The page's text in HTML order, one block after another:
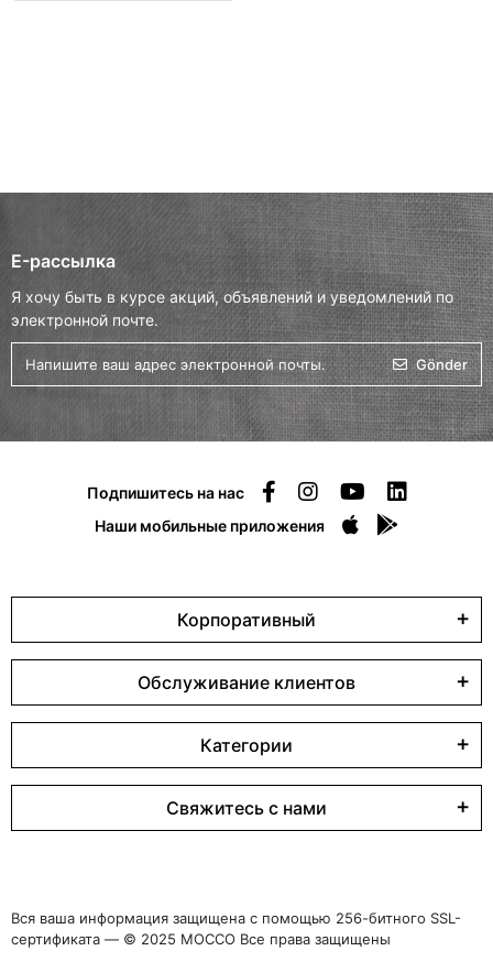
E-рассылка
Я хочу быть в курсе акций, объявлений и уведомлений по
электронной почте.
Gönder
Подпишитесь на нас
Наши мобильные приложения
Корпоративный
Обслуживание клиентов
Категории
Свяжитесь с нами
Вся ваша информация защищена с помощью 256-битного SSL-
сертификата — © 2025 MOCCO Все права защищены